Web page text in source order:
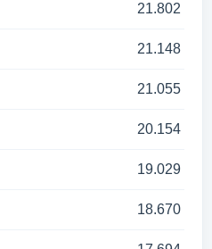
21.802
21.148
21.055
20.154
19.029
18.670